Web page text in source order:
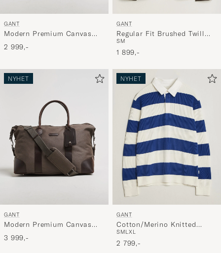
GANT
Modern Premium Canvas
Backpack Faded Taupe
2 999,-
GANT
Regular Fit Brushed Twill
Overshirt Black Brown
SM
1 899,-
NYHET
GANT
Modern Premium Canvas
Duffle Bag Faded Taupe
3 999,-
NYHET
GANT
Cotton/Merino Knitted
Striped Rugger Cream
SMLXL
2 799,-